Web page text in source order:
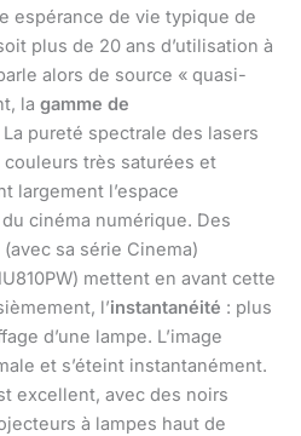
espérance de vie typique de
plus de 20 ans d’utilisation à
alors de source « quasi-
la gamme de
La pureté spectrale des lasers
très saturées et
largement l’espace
cinéma numérique. Des
(avec sa série Cinema)
mettent en avant cette
l’instantanéité : plus
d’une lampe. L’image
et s’éteint instantanément.
excellent, avec des noirs
à lampes haut de